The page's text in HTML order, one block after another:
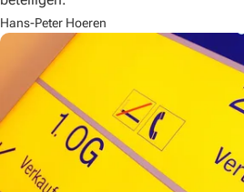
Hans-Peter Hoeren